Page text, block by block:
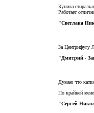
Купила
Работает
"Светлана
За Центрифугу
"Дмитрий -
Думаю что
По крайней
"Сергей